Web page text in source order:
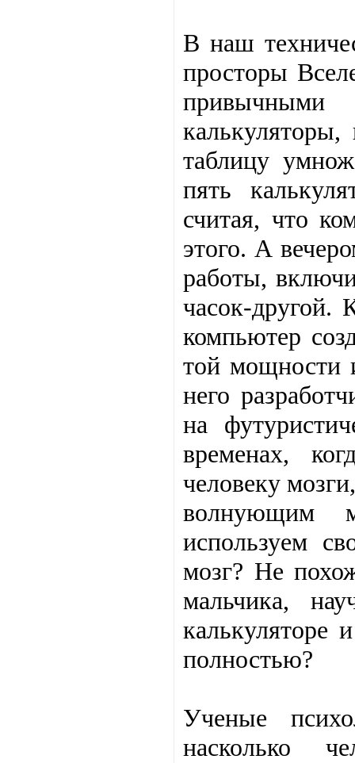
В наш
просторы
таблицу
пять
считая, что
этого. А
работы,
часок-другой.
компьютер
той мощности
него
на
временах,
человеку
волнующим
используем
мозг? Не
мальчика,
калькуляторе
полностью?
Ученые
насколько